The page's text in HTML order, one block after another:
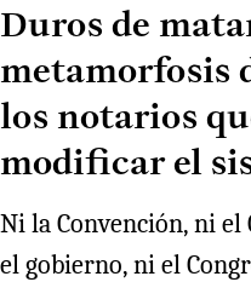
Duros de
metamorfosis
los notarios
modificar el
Ni la Convención, ni
el gobierno, ni el